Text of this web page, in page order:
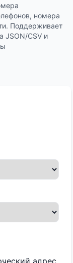
номера
Поддерживает
JSON/CSV и
адрес